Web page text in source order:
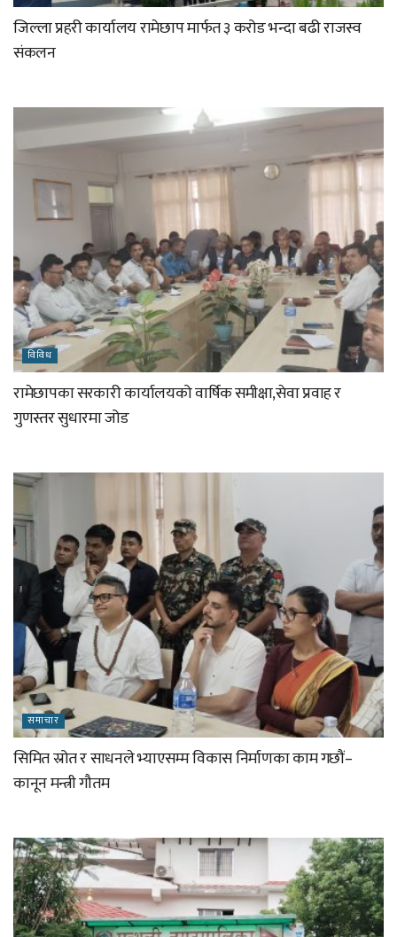
जिल्ला प्रहरी कार्यालय रामेछाप मार्फत ३ करोड भन्दा बढी राजस्व
संकलन
विविध
रामेछापका सरकारी कार्यालयको वार्षिक समीक्षा,सेवा प्रवाह र
गुणस्तर सुधारमा जोड
समाचार
सिमित स्रोत र साधनले भ्याएसम्म विकास निर्माणका काम गछौं–
कानून मन्त्री गौतम